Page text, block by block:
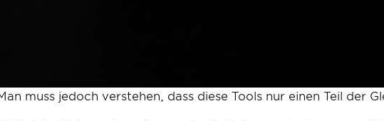
muss jedoch verstehen, dass diese Tools nur einen Teil der